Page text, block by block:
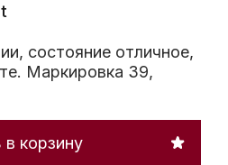
состояние отличное,
Маркировка 39,
корзину